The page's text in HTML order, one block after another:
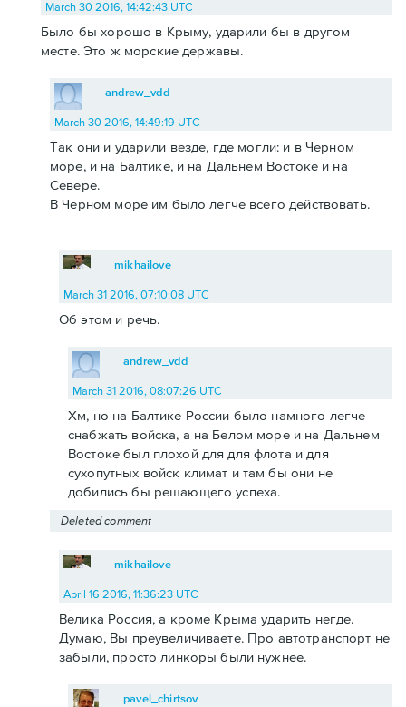
March 30 2016, 14:42:43 UTC
Было бы хорошо в Крыму, ударили бы в другом
месте. Это ж морские державы.
andrew_vdd
March 30 2016, 14:49:19 UTC
Так они и ударили везде, где могли: и в Черном
море, и на Балтике, и на Дальнем Востоке и на
Севере.
В Черном море им было легче всего действовать.
mikhailove
March 31 2016, 07:10:08 UTC
Об этом и речь.
andrew_vdd
March 31 2016, 08:07:26 UTC
Хм, но на Балтике России было намного легче
снабжать войска, а на Белом море и на Дальнем
Востоке был плохой для для флота и для
сухопутных войск климат и там бы они не
добились бы решающего успеха.
Deleted comment
mikhailove
April 16 2016, 11:36:23 UTC
Велика Россия, а кроме Крыма ударить негде.
Думаю, Вы преувеличиваете. Про автотранспорт не
забыли, просто линкоры были нужнее.
pavel_chirtsov